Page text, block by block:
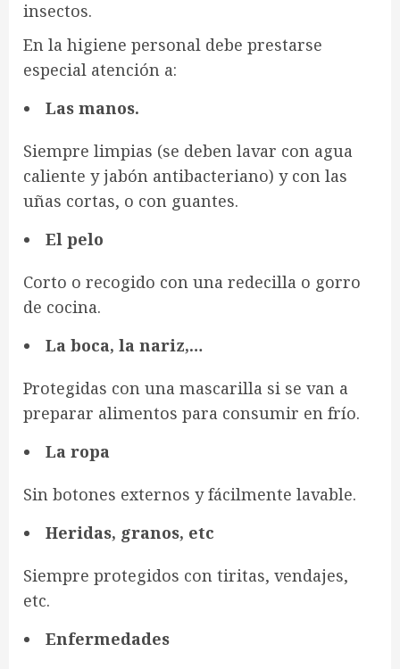
insectos.
En la higiene personal debe prestarse
especial atención a:
Las manos.
Siempre limpias (se deben lavar con agua
caliente y jabón antibacteriano) y con las
uñas cortas, o con guantes.
El pelo
Corto o recogido con una redecilla o gorro
de cocina.
La boca, la nariz,…
Protegidas con una mascarilla si se van a
preparar alimentos para consumir en frío.
La ropa
Sin botones externos y fácilmente lavable.
Heridas, granos, etc
Siempre protegidos con tiritas, vendajes,
etc.
Enfermedades